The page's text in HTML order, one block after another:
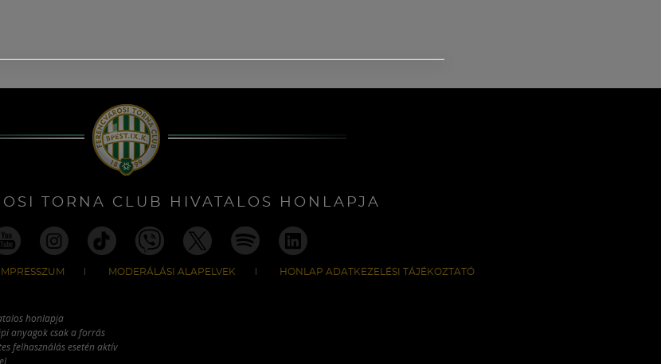
TORNA CLUB HIVATALOS HONLAPJA
IMPRESSZUM MODERÁLÁSI ALAPELVEK HONLAP ADATKEZELÉSI TÁJÉKOZTATÓ
honlapja
anyagok csak a forrás
felhasználás esetén aktív